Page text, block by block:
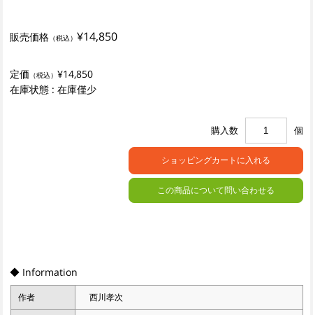
販売価格 （税込） ¥14,850
定価 （税込） ¥14,850
在庫状態 : 在庫僅少
購入数 個
この商品について問い合わせる
◆ Information
作者 西川孝次